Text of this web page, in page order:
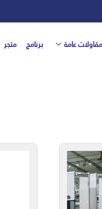
مقاولات عامة برنامج متجر